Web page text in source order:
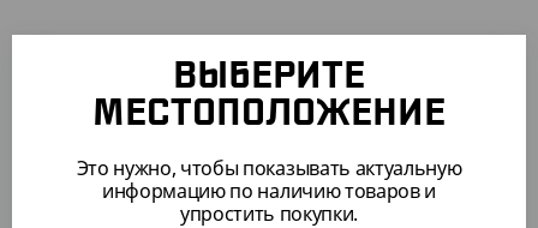
Крышка d-90 с клапаном, Темно - зеленая с
питейником, матовая, ПП Новинка
УП (50) КОР (100)
ВЫБЕРИТЕ
МЕСТОПОЛОЖЕНИЕ
Это нужно, чтобы показывать актуальную
информацию по наличию товаров и
упростить покупки.